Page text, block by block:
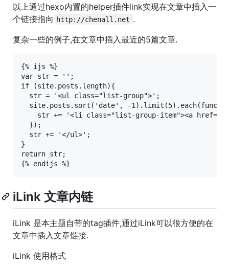
以上通过hexo内置的helper插件link实现在文章中插入一
个链接指向 http://chenall.net .
复杂一些的例子,在文章中插入最近的5篇文章.
{% ijs %}
var str = '';
if (site.posts.length){
  str = '<ul class="list-group">';
site.posts.sort('date', -
str += '<li class="list-group-item"><a
  });
  str += '</ul>';
}
return str;
iLink 文章内链
iLink 是本主题自带的tag插件,通过iLink可以很方便的在
文章中插入文章链接.
iLink 使用格式